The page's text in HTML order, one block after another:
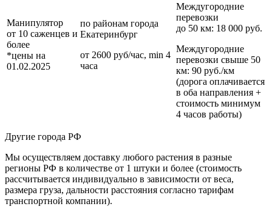
Манипулятор
от 10 саженцев и
более
*цены на
01.02.2025
по районам города
Екатеринбург
от 2600 руб/час, min 4
часа
Междугородние
перевозки
до 50 км: 18 000 руб.
Междугородние
перевозки свыше 50
км: 90 руб./км
(дорога оплачивается
в оба направления +
стоимость минимум
4 часов работы)
Другие города РФ
Мы осуществляем доставку любого растения в разные
регионы РФ в количестве от 1 штуки и более (стоимость
рассчитывается индивидуально в зависимости от веса,
размера груза, дальности расстояния согласно тарифам
транспортной компании).